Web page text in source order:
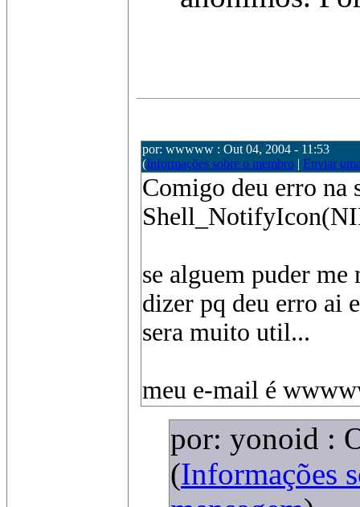
por: wwwww : Out 04, 2004 - 11:53
(Informações sobre o membro| Enviar
Comigo deu erro na
se alguem puder
dizer pq deu erro ai
sera muito util...
meu e-mail é
por: yonoid :
(Informações